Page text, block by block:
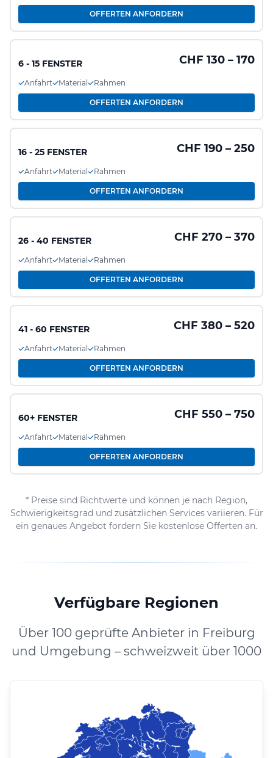
OFFERTEN ANFORDERN
6 - 15 FENSTER CHF 130 – 170
Anfahrt Material Rahmen
OFFERTEN ANFORDERN
16 - 25 FENSTER CHF 190 – 250
Anfahrt Material Rahmen
OFFERTEN ANFORDERN
26 - 40 FENSTER CHF 270 – 370
Anfahrt Material Rahmen
OFFERTEN ANFORDERN
41 - 60 FENSTER CHF 380 – 520
Anfahrt Material Rahmen
OFFERTEN ANFORDERN
60+ FENSTER CHF 550 – 750
Anfahrt Material Rahmen
OFFERTEN ANFORDERN
* Preise sind Richtwerte und können je nach Region,
Schwierigkeitsgrad und zusätzlichen Services variieren. Für
ein genaues Angebot fordern Sie kostenlose Offerten an.
Verfügbare Regionen
Über 100 geprüfte Anbieter in Freiburg
und Umgebung – schweizweit über 1000